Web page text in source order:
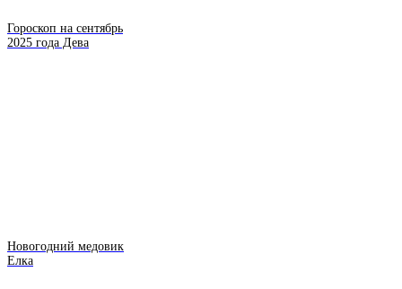
Гороскоп на сентябрь
2025 года Дева
Новогодний медовик
Елка